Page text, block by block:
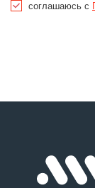
соглашаюсь с